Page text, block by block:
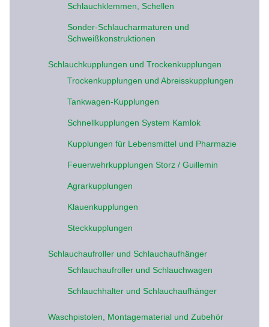
Schlauchklemmen, Schellen
Sonder-Schlaucharmaturen und
Schweißkonstruktionen
Schlauchkupplungen und Trockenkupplungen
Trockenkupplungen und Abreisskupplungen
Tankwagen-Kupplungen
Schnellkupplungen System Kamlok
Kupplungen für Lebensmittel und Pharmazie
Feuerwehrkupplungen Storz / Guillemin
Agrarkupplungen
Klauenkupplungen
Steckkupplungen
Schlauchaufroller und Schlauchaufhänger
Schlauchaufroller und Schlauchwagen
Schlauchhalter und Schlauchaufhänger
Waschpistolen, Montagematerial und Zubehör